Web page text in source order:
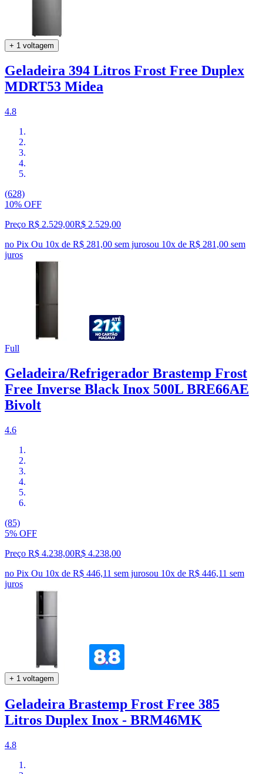
+ 1 voltagem
Geladeira 394 Litros Frost Free Duplex
MDRT53 Midea
4.8
(628)
10% OFF
Preço R$ 2.529,00R$ 2.529,00
no Pix Ou 10x de R$ 281,00 sem jurosou 10x de R$ 281,00 sem
juros
Full
Geladeira/Refrigerador Brastemp Frost
Free Inverse Black Inox 500L BRE66AE
Bivolt
4.6
(85)
5% OFF
Preço R$ 4.238,00R$ 4.238,00
no Pix Ou 10x de R$ 446,11 sem jurosou 10x de R$ 446,11 sem
juros
+ 1 voltagem
Geladeira Brastemp Frost Free 385
Litros Duplex Inox - BRM46MK
4.8